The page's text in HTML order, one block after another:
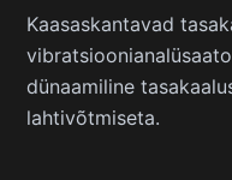
Kaasaskantavad
dünaamiline
lahtivõtmiseta.